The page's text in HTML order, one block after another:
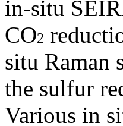
in-situ
CO2
situ Raman
the sulfur
Various in